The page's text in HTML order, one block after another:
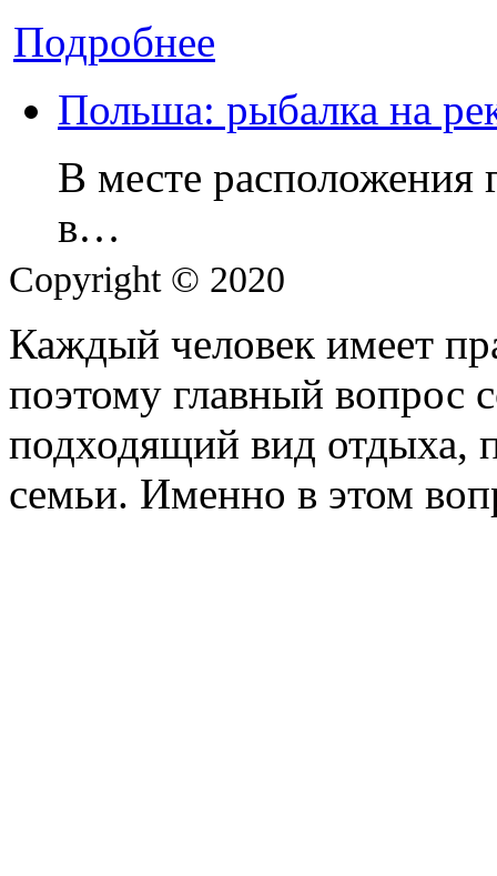
Подробнее
Польша: рыбалка на
В месте
в…
Copyright © 2020
Каждый человек имеет
поэтому главный вопрос
подходящий вид отдыха,
семьи. Именно в этом